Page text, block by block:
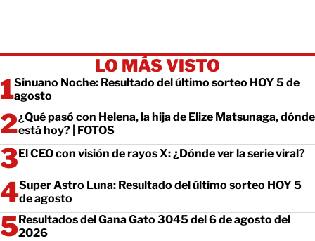
LO MÁS VISTO
Sinuano Noche: Resultado del último sorteo HOY 5 de
agosto
¿Qué pasó con Helena, la hija de Elize Matsunaga, dónde
está hoy? | FOTOS
El CEO con visión de rayos X: ¿Dónde ver la serie viral?
Super Astro Luna: Resultado del último sorteo HOY 5
de agosto
Resultados del Gana Gato 3045 del 6 de agosto del
2026